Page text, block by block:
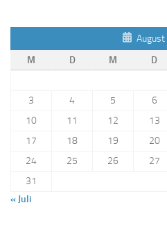
M
D M D
3
4 5 6
10
11 12 13
17
18 19 20
24
25 26 27
31
« Juli